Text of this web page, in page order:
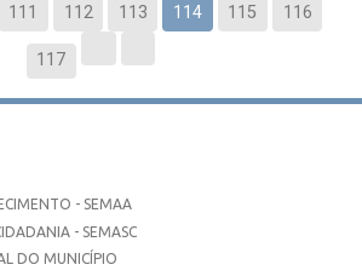
111 112 113 114 115 116
117
- SEMAA
- SEMASC
DO MUNICÍPIO